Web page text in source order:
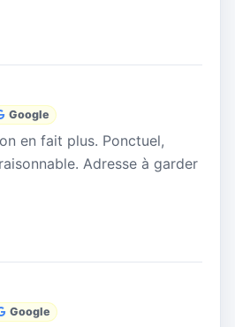
Google
en fait plus. Ponctuel,
Adresse à garder
Google